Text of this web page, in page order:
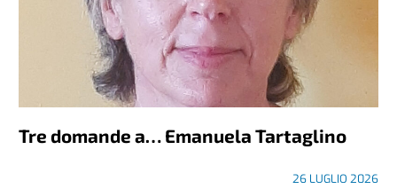
Tre domande a… Emanuela Tartaglino
26 LUGLIO 2026